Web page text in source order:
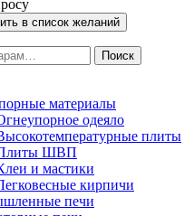
в список желаний
Поиск
материалы
одеяло
плиты
ШВП
и мастики
кирпичи
печи